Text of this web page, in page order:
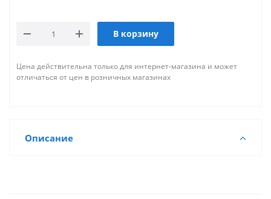
В корзину
Цена действительна только для интернет-магазина и может
отличаться от цен в розничных магазинах
Описание